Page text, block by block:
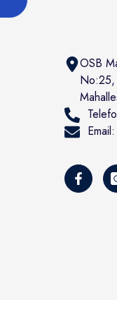
OSB
Email: